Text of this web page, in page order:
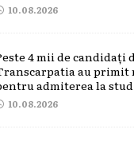
10.08.2026
4 mii de candidați
au primit
admiterea la
10.08.2026